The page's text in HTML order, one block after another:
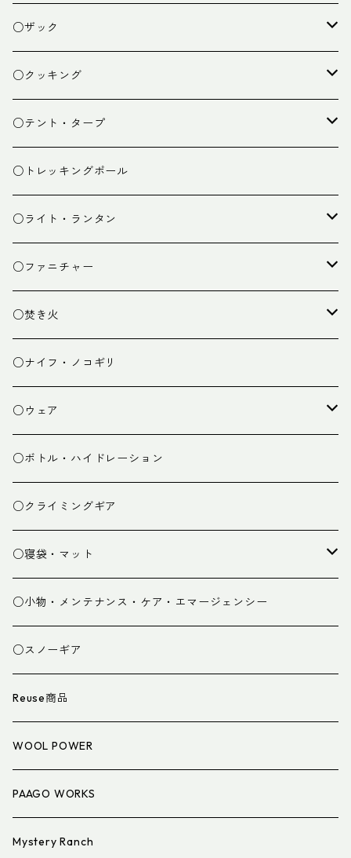
○ザック
ザック
スタッフバッグ
ザック小物
○クッキング
クッカー
バーナー
カトラリー
クッキング小物
○テント・タープ
テント
タープ
ペグ・ハンマー・小物
○トレッキングポール
○ライト・ランタン
ライト
ランタン
○ファニチャー
テーブル
チェア
○焚き火
焚き火台
焚き火小物
○ナイフ・ノコギリ
○ウェア
ミドルレイヤー
ベースレイヤー
パンツ
グローブ
スパッツ・ゲイター
衣類小物
アイウェア
○ボトル・ハイドレーション
○クライミングギア
○寝袋・マット
寝袋
マット
寝具小物
○小物・メンテナンス・ケア・エマージェンシー
○スノーギア
Reuse商品
WOOL POWER
PAAGO WORKS
Mystery Ranch